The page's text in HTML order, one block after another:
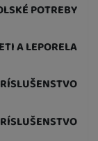
POTREBY
A LEPORELA